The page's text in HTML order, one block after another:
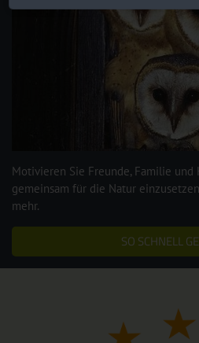
Motivieren Sie Freunde, Familie und
gemeinsam für die Natur
mehr.
SO SCHNELL